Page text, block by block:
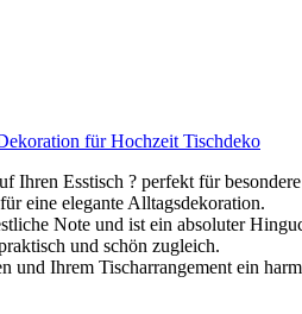
für Hochzeit Tischdeko
Ihren Esstisch ? perfekt für
eine elegante Alltagsdekoration.
Note und ist ein absoluter
und schön zugleich.
Ihrem Tischarrangement ein